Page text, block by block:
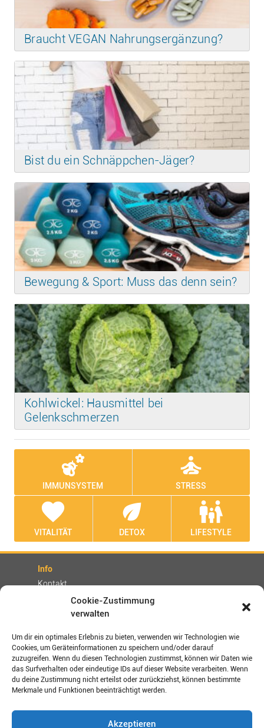
Cookie-Zustimmung
verwalten
Um dir ein optimales Erlebnis zu bieten, verwenden wir Technologien wie
Cookies, um Geräteinformationen zu speichern und/oder darauf
zuzugreifen. Wenn du diesen Technologien zustimmst, können wir Daten wie
das Surfverhalten oder eindeutige IDs auf dieser Website verarbeiten. Wenn
du deine Zustimmung nicht erteilst oder zurückziehst, können bestimmte
Merkmale und Funktionen beeinträchtigt werden.
Akzeptieren
Braucht VEGAN Nahrungsergänzung?
Bist du ein Schnäppchen-Jäger?
Bewegung & Sport: Muss das denn sein?
Kohlwickel: Hausmittel bei
Gelenkschmerzen
emoji_nature
IMMUNSYSTEM
self_improvement
STRESS
favorite
VITALITÄT
eco
DETOX
family_restroom
LIFESTYLE
Info
Kontakt
Rechtliches
Impressum
AGBs
Datenschutz / Disclaimer
Versand- und Zahlungsbedingungen